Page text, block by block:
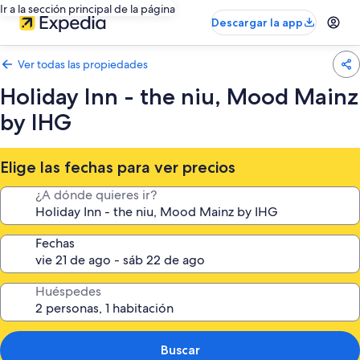
Ir a la sección principal de la página
Descargar la app
Ver todas las propiedades
Holiday Inn - the niu, Mood Mainz
by IHG
Elige las fechas para ver precios
¿A dónde quieres ir?
Fechas
Huéspedes
Buscar